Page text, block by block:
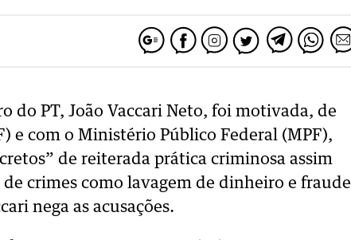
do PT, João Vaccari Neto, foi motivada, de
e com o Ministério Público Federal (MPF),
de reiterada prática criminosa assim
crimes como lavagem de dinheiro e fraude
nega as acusações.